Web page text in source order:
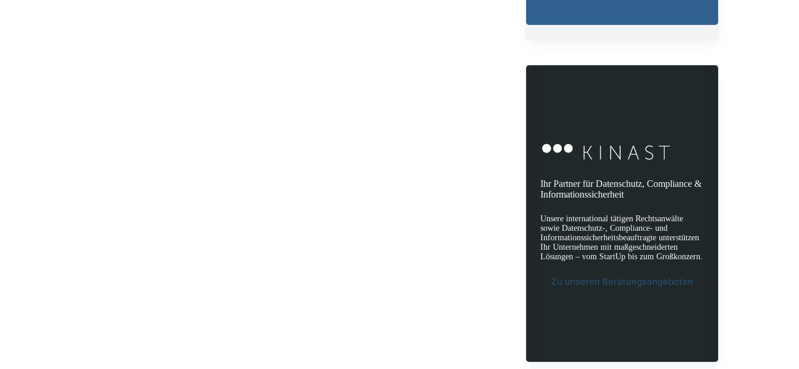
Ihr Partner für Datenschutz, Compliance &
Informationssicherheit
Unsere international tätigen Rechtsanwälte
sowie Datenschutz-, Compliance- und
Informationssicherheitsbeauftragte unterstützen
Ihr Unternehmen mit maßgeschneiderten
Lösungen – vom StartUp bis zum Großkonzern.
Zu unseren Beratungsangeboten